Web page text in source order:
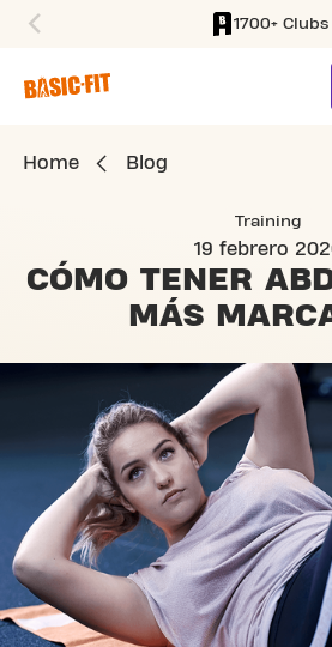
1700+ Clubs
Home Blog
Training
19 febrero
CÓMO TENER
MÁS